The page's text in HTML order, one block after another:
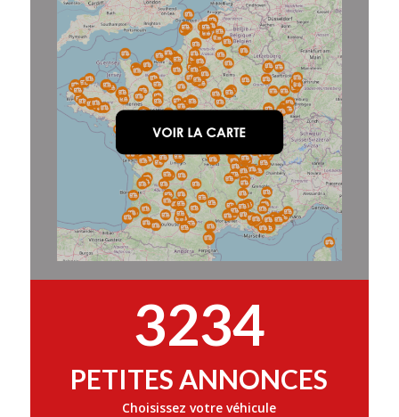
3234
PETITES ANNONCES
Choisissez votre véhicule